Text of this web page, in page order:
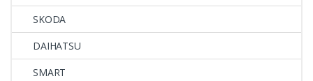
SKODA
DAIHATSU
SMART